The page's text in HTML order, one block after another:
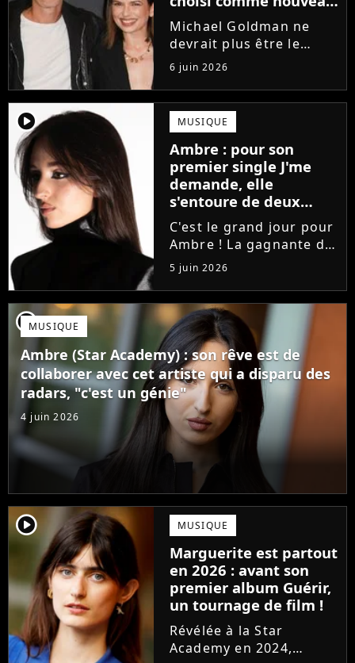
directeur ?
Michael Goldman ne
devrait plus être le
directeur de la Star
Academy lors de la
saison 2026. Et pour lui
succéder, c'est un
ancien gagnant de
l'émission de TF1 qui
sera aujourd'hui...
6 juin 2026
player2 MUSIQUE
Ambre : pour son
premier single J'me
demande, elle
s'entoure de deux
proches de Slimane
C'est le grand jour pour
Ambre ! La gagnante de
la Star Academy fait ses
premiers pas dans
l'industrie en publiant
J'me demande, un
premier single que la
chanteuse a
confectionné avec...
5 juin 2026
player2MUSIQUE
Ambre (Star Academy) : son rêve est de
collaborer avec cet artiste qui a disparu des
radars, "c'est un génie"
4 juin 2026
player2 MUSIQUE
Marguerite est partout
en 2026 : avant son
premier album Guérir,
un tournage de film !
Révélée à la Star
Academy en 2024,